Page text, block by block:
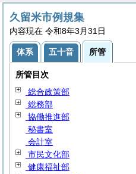
久留米市例規集
内容現在 令和8年3月31日
体系 五十音 所管
所管目次
総合政策部
総務部
協働推進部
秘書室
会計室
市民文化部
健康福祉部